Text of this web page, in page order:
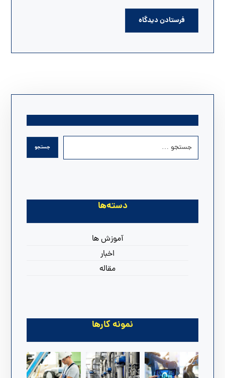
دسته‌ها
آموزش ها
اخبار
مقاله
نمونه کارها